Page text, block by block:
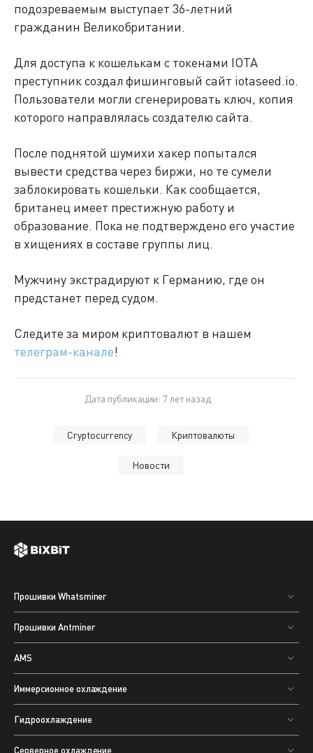
подозреваемым выступает 36-летний
гражданин Великобритании.
Для доступа к кошелькам с токенами IOTA
преступник создал фишинговый сайт iotaseed.io.
Пользователи могли сгенерировать ключ, копия
которого направлялась создателю сайта.
После поднятой шумихи хакер попытался
вывести средства через биржи, но те сумели
заблокировать кошельки. Как сообщается,
британец имеет престижную работу и
образование. Пока не подтверждено его участие
в хищениях в составе группы лиц.
Мужчину экстрадируют к Германию, где он
предстанет перед судом.
Следите за миром криптовалют в нашем
телеграм-канале!
Дата публикации: 7 лет назад
Cryptocurrency Криптовалюты
Новости
Прошивки Whatsminer
Прошивки Antminer
AMS
Иммерсионное охлаждение
Гидроохлаждение
Серверное охлаждение